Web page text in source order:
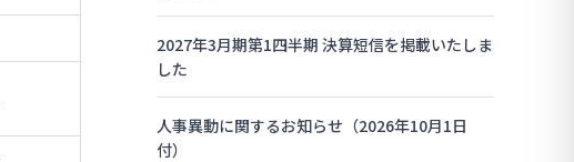
2027年3月期第1四半期 決算短信を掲載いたしま
した
人事異動に関するお知らせ（2026年10月1日
付）